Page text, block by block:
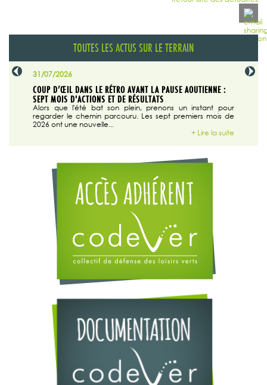
TOUTES LES ACTUS SUR LE TERRAIN
31/07/2026
COUP D’ŒIL DANS LE RÉTRO AVANT LA PAUSE AOUTIENNE :
SEPT MOIS D'ACTIONS ET DE RÉSULTATS
Alors que l'été bat son plein, prenons un instant pour
regarder le chemin parcouru. Les sept premiers mois de
2026 ont une nouvelle...
+ Lire la suite
29/07/